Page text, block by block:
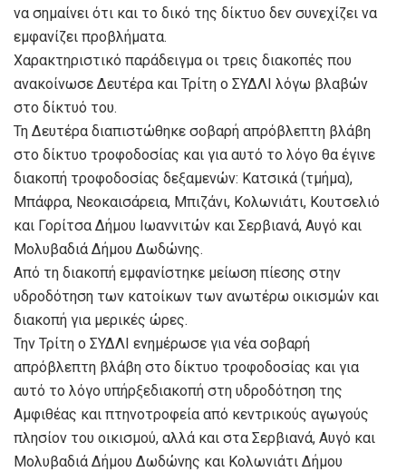
να σημαίνει ότι και το δικό της δίκτυο δεν συνεχίζει να
εμφανίζει προβλήματα.
Χαρακτηριστικό παράδειγμα οι τρεις διακοπές που
ανακοίνωσε Δευτέρα και Τρίτη ο ΣΥΔΛΙ λόγω βλαβών
στο δίκτυό του.
Τη Δευτέρα διαπιστώθηκε σοβαρή απρόβλεπτη βλάβη
στο δίκτυο τροφοδοσίας και για αυτό το λόγο θα έγινε
διακοπή τροφοδοσίας δεξαμενών: Κατσικά (τμήμα),
Μπάφρα, Νεοκαισάρεια, Μπιζάνι, Κολωνιάτι, Κουτσελιό
και Γορίτσα Δήμου Ιωαννιτών και Σερβιανά, Αυγό και
Μολυβαδιά Δήμου Δωδώνης.
Από τη διακοπή εμφανίστηκε μείωση πίεσης στην
υδροδότηση των κατοίκων των ανωτέρω οικισμών και
διακοπή για μερικές ώρες.
Την Τρίτη ο ΣΥΔΛΙ ενημέρωσε για νέα σοβαρή
απρόβλεπτη βλάβη στο δίκτυο τροφοδοσίας και για
αυτό το λόγο υπήρξεδιακοπή στη υδροδότηση της
Αμφιθέας και πτηνοτροφεία από κεντρικούς αγωγούς
πλησίον του οικισμού, αλλά και στα Σερβιανά, Αυγό και
Μολυβαδιά Δήμου Δωδώνης και Κολωνιάτι Δήμου